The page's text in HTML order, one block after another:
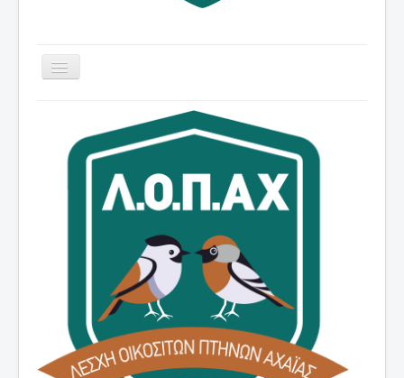
Εναλλαγή
Λέσχη
Εκθέσεις
Χρήσιμες Πληροφορίες